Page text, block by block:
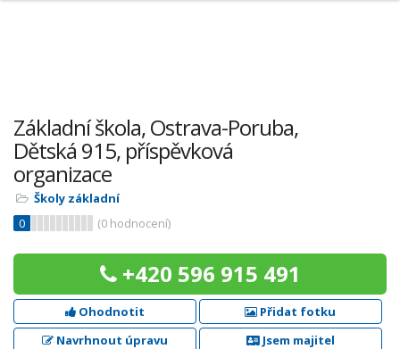
Základní škola, Ostrava-Poruba,
Dětská 915, příspěvková
organizace
Školy základní
0
(0 hodnocení)
+420 596 915 491
Ohodnotit
Přidat fotku
Navrhnout úpravu
Jsem majitel